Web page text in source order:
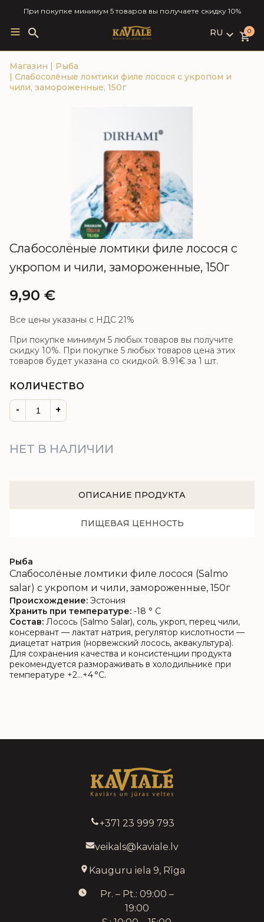
При покупке минимум 5 товаров вы получаете скидку 10%
Search
for:
RU
LV
0
Магазин | Рыба
| Слабосолёные ломтики филе лосося с укропом и
чили, замороженные, 150г
Слабосолёные ломтики филе лосося с
укропом и чили, замороженные, 150г
9,90 €
Все цены указаны с НДС 21%
При покупке минимум 5 любых товаров вы получите
скидку 10%. При покупке 5 любых товаров цена этих
товаров будет указана со скидкой. 8.91€ за 1 шт.
КОЛИЧЕСТВО
- +
НЕТ В НАЛИЧИИ
ОПИСАНИЕ ПРОДУКТА
ПИЩЕВАЯ ЦЕННОСТЬ
Рыба
Слабосолёные ломтики филе лосося (Salmo
salar) с укропом и чили, замороженные, 150г
Происхождение: Эстония
Хранить при температуре: -18 ° C
Состав: Лосось (Salmo Salar), соль, укроп, перец чили,
консервант — лактат натрия, регулятор кислотности —
диацетат натрия (норвежский лосось, аквакультура).
Для сохранения качества и консистенции продукта
рекомендуется размораживать в холодильнике при
температуре +2…+4 °C.
+371 23 999 793
veikals@kaviale.lv
Kauguru iela 9, Rīga
Pr. – Pt.: 09:00 –
19:00